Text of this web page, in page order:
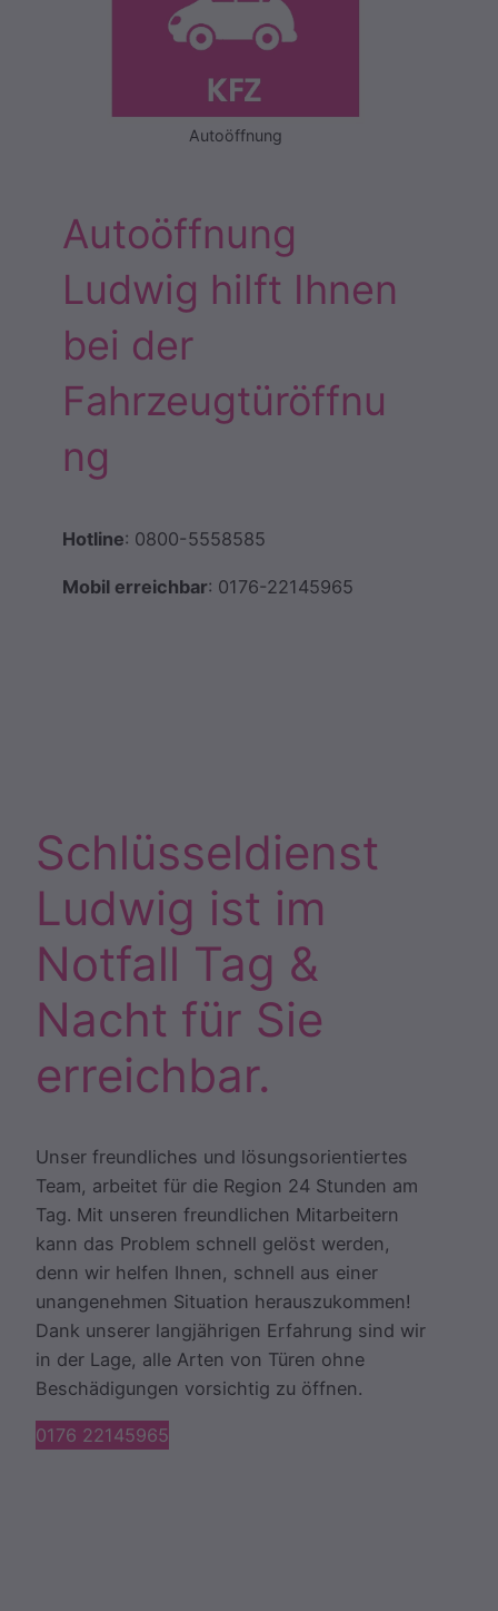
Autoöffnung
Autoöffnung
Ludwig hilft Ihnen
bei der
Fahrzeugtüröffnu
ng
Hotline: 0800-5558585
Mobil erreichbar: 0176-22145965
Schlüsseldienst
Ludwig ist im
Notfall Tag &
Nacht für Sie
erreichbar.
Unser freundliches und lösungsorientiertes
Team, arbeitet für die Region 24 Stunden am
Tag. Mit unseren freundlichen Mitarbeitern
kann das Problem schnell gelöst werden,
denn wir helfen Ihnen, schnell aus einer
unangenehmen Situation herauszukommen!
Dank unserer langjährigen Erfahrung sind wir
in der Lage, alle Arten von Türen ohne
Beschädigungen vorsichtig zu öffnen.
0176 22145965